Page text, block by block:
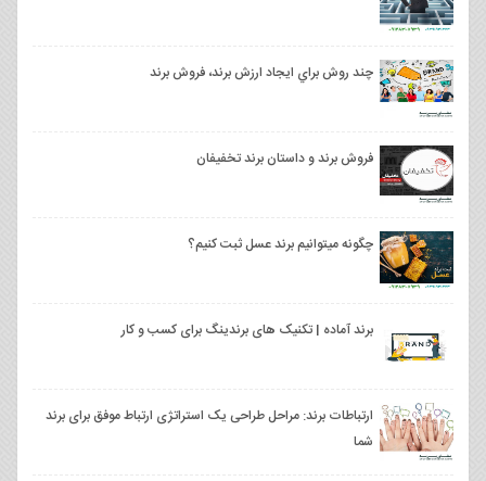
چند روش براي ايجاد ارزش برند، فروش برند
فروش برند و داستان برند تخفیفان
چگونه میتوانیم برند عسل ثبت کنیم؟
برند آماده | تکنیک های برندینگ برای کسب و کار
ارتباطات برند: مراحل طراحی یک استراتژی ارتباط موفق برای برند
شما